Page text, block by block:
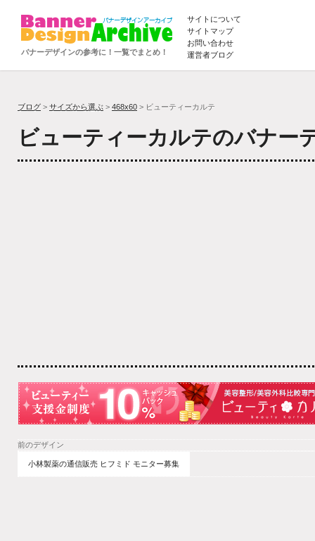
バナーデザインの参考に！一覧でまとめ！
サイトについて
サイトマップ
お問い合わせ
運営者ブログ
ブログ > サイズから選ぶ > 468x60 > ビューティーカルテ
ビューティーカルテのバナー
前のデザイン
小林製薬の通信販売 ヒフミド モニター募集